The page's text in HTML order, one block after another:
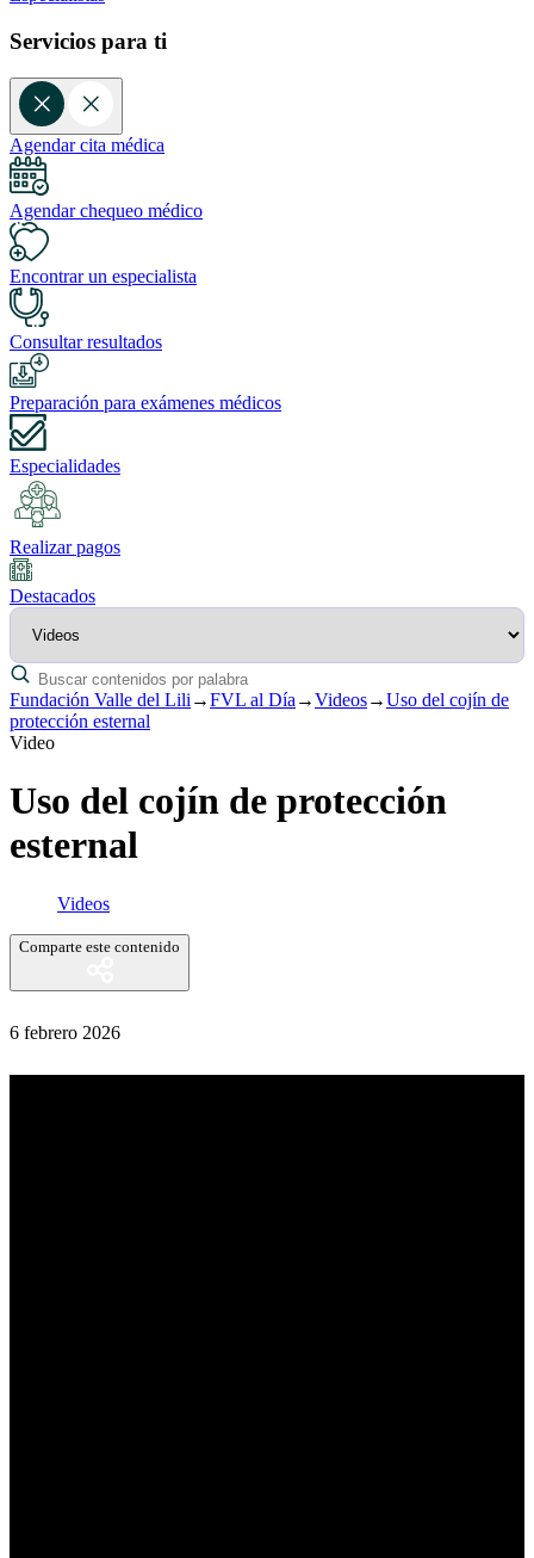
Servicios para ti
Agendar cita médica
Agendar chequeo médico
Encontrar un especialista
Consultar resultados
Preparación para exámenes médicos
Especialidades
Realizar pagos
Destacados
Fundación Valle del Lili →FVL al Día →Videos→Uso del cojín de
protección esternal
Video
Uso del cojín de protección
esternal
Videos
Comparte este contenido
6 febrero 2026